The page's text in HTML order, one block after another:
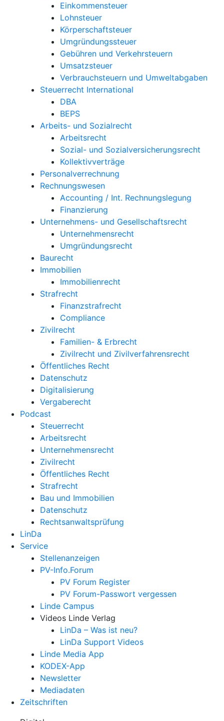
Einkommensteuer
Lohnsteuer
Körperschaftsteuer
Umgründungssteuer
Gebühren und Verkehrsteuern
Umsatzsteuer
Verbrauchsteuern und Umweltabgaben
Steuerrecht International
DBA
BEPS
Arbeits- und Sozialrecht
Arbeitsrecht
Sozial- und Sozialversicherungsrecht
Kollektivverträge
Personalverrechnung
Rechnungswesen
Accounting / Int. Rechnungslegung
Finanzierung
Unternehmens- und Gesellschaftsrecht
Unternehmensrecht
Umgründungsrecht
Baurecht
Immobilien
Immobilienrecht
Strafrecht
Finanzstrafrecht
Compliance
Zivilrecht
Familien- & Erbrecht
Zivilrecht und Zivilverfahrensrecht
Öffentliches Recht
Datenschutz
Digitalisierung
Vergaberecht
Podcast
Steuerrecht
Arbeitsrecht
Unternehmens­recht
Zivilrecht
Öffentliches Recht
Strafrecht
Bau und Immobilien
Datenschutz
Rechtsanwalts­prüfung
LinDa
Service
Stellenanzeigen
PV-Info.Forum
PV Forum Register
PV Forum-Passwort vergessen
Linde Campus
Videos Linde Verlag
LinDa – Was ist neu?
LinDa Support Videos
Linde Media App
KODEX-App
Newsletter
Mediadaten
Zeitschriften